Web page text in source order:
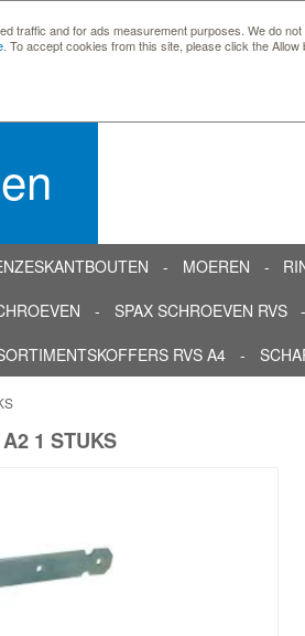
traffic and for ads measurement purposes. We do
. To accept cookies from this site, please click the Allow
MOEREN
SPAX SCHROEVEN RVS
RVS A4
1 STUKS